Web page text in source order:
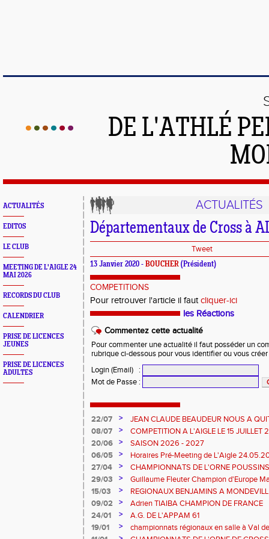
DE L'ATHLÉ
ACTUALITÉS
EDITOS
LE CLUB
MEETING DE L'AIGLE 24
MAI 2026
RECORDS DU CLUB
CALENDRIER
PRISE DE LICENCES
JEUNES
PRISE DE LICENCES
ADULTES
ACTUALITÉS
Départementaux de Cross à
Tweet
13 Janvier 2020 - BOUCHER (Président)
COMPETITIONS
Pour retrouver l'article il fautcliquer-ici
les Réactions
Commentez cette actualité
Pour commenter une actualité il faut posséder un
rubrique ci-dessous pour vous identifier ou vous
Login (Email)
:
Mot de Passe :
22/07 >
JEAN CLAUDE BEAUDEUR NOUS A
08/07
>
COMPETITION A L'AIGLE LE 15 JUILLET
DES EPREUVES REPORTE A 20 H 45
20/06 >
SAISON 2026 - 2027
06/05
>
Horaires Pré-Meeting de L'Aigle
27/04
>
CHAMPIONNATS DE L'ORNE
L'AIGLE
29/03 >
Guillaume Fleuter Champion d'Europe
15/03
>
REGIONAUX BENJAMINS A
09/02
>
Adrien TIAIBA CHAMPION DE FRANCE
24/01
>
A.G. DE L'APPAM 61
19/01
>
championnats régionaux en salle à Val